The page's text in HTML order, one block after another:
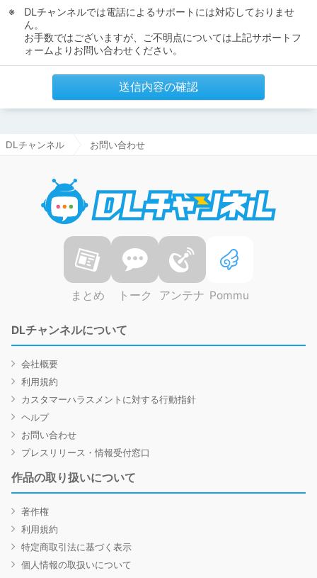
DLチャンネルでは電話によるサポートには対応しておりませ
ん。
お手数ではございますが、ご不明点については上記サポートフ
ォームよりお問い合わせください。
送信内容の確認
DLチャンネル お問い合わせ
まとめ トーク アンテナ Pommu
DLチャンネルについて
会社概要
利用規約
カスタマーハラスメントに対する行動指針
ヘルプ
お問い合わせ
プレスリリース・情報受付窓口
作品の取り扱いについて
著作権
利用規約
特定商取引法に基づく表示
個人情報の取扱いについて